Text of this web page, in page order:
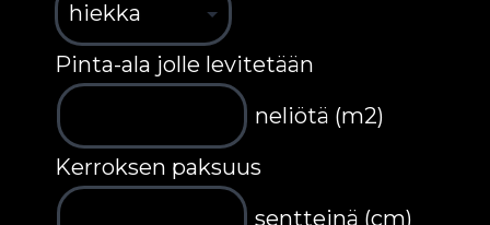
Pinta-ala jolle levitetään
neliötä (m2)
Kerroksen paksuus
sentteinä (cm)